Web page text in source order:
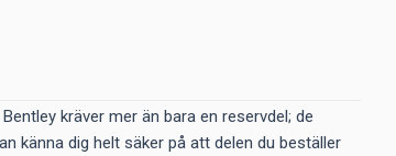
kräver mer än bara en reservdel; de
känna dig helt säker på att delen du beställer